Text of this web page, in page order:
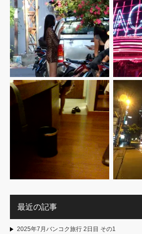
最近の記事
2025年7月バンコク旅行 2日目 その1